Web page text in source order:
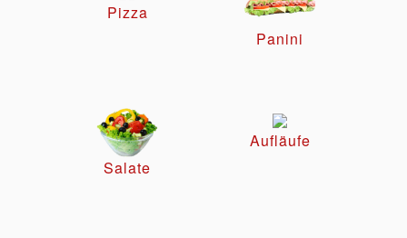
Pizza
Panini
Salate
Aufläufe